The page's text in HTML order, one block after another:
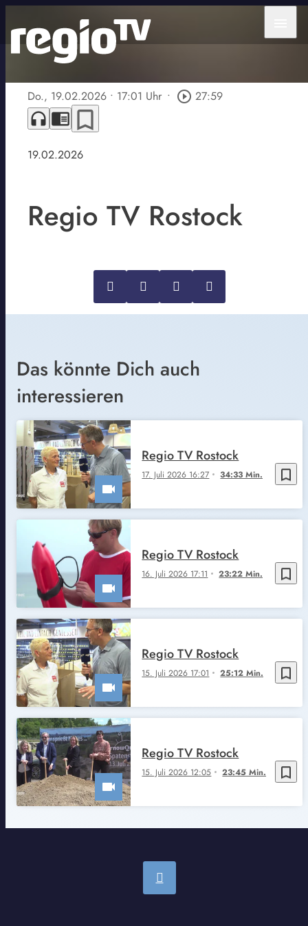
Do., 19.02.2026 • 17:01 Uhr • play_circle_outline 27:59
headphones chrome_reader_mode bookmark_border
19.02.2026
Regio TV Rostock
Das könnte Dich auch
interessieren
bookmark_border
17. Juli 2026 16:27 34:33 Min.
Regio TV Rostock
bookmark_border
16. Juli 2026 17:11 23:22 Min.
Regio TV Rostock
bookmark_border
15. Juli 2026 17:01 25:12 Min.
Regio TV Rostock
bookmark_border
15. Juli 2026 12:05 23:45 Min.
Regio TV Rostock